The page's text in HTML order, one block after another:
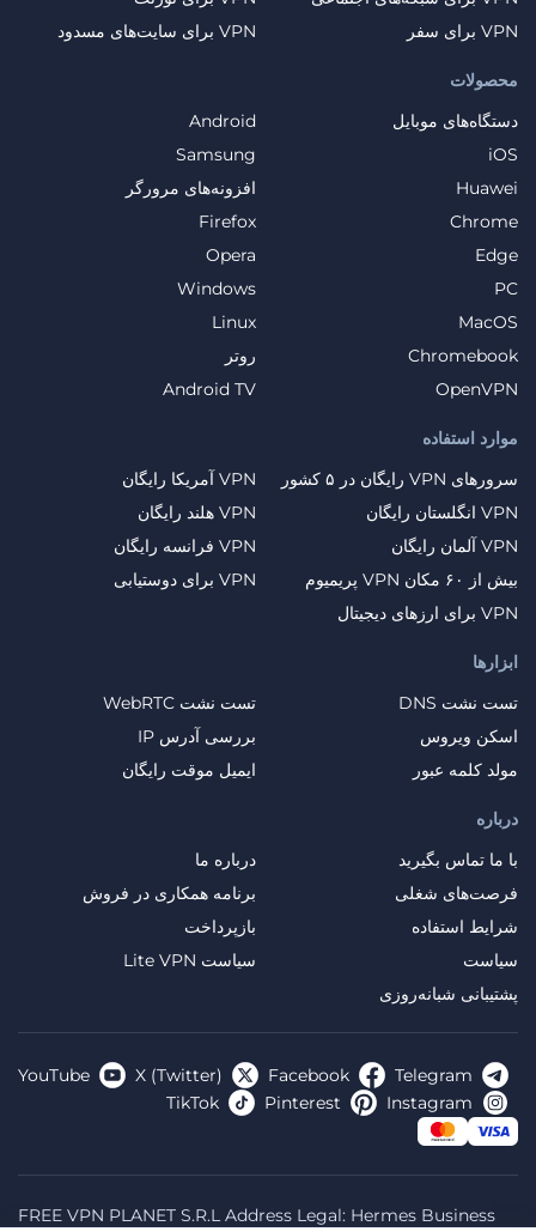
محصولات
دستگاه‌های موبایل
Android
iOS
Samsung
Huawei
افزونه‌های مرورگر
Chrome
Firefox
Edge
Opera
PC
Windows
MacOS
Linux
Chromebook
روتر
OpenVPN
Android TV
موارد استفاده
سرورهای VPN رایگان در ۵ کشور
VPN آمریکا رایگان
VPN انگلستان رایگان
VPN هلند رایگان
VPN آلمان رایگان
VPN فرانسه رایگان
بیش از ۶۰ مکان VPN پریمیوم
VPN برای دوستیابی
VPN برای ارزهای دیجیتال
درباره
با ما تماس بگیرید
درباره ما
فرصت‌های شغلی
برنامه همکاری در فروش
شرایط استفاده
بازپرداخت
سیاست
سیاست Lite VPN
پشتیبانی شبانه‌روزی
VPN برای سفر
VPN برای سایت‌های مسدود
ابزارها
تست نشت DNS
تست نشت WebRTC
اسکن ویروس
بررسی آدرس IP
مولد کلمه عبور
ایمیل موقت رایگان
Telegram
Facebook
X (Twitter)
YouTube
Instagram
Pinterest
TikTok
FREE VPN PLANET S.R.L Address Legal: Hermes Business